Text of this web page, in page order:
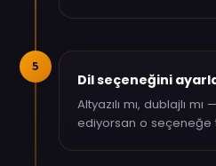
5
Dil seçeneğini
Altyazılı mı, dublajlı
ediyorsan o seçeneğe